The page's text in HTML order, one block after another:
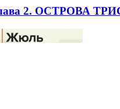
2. ОСТРОВА